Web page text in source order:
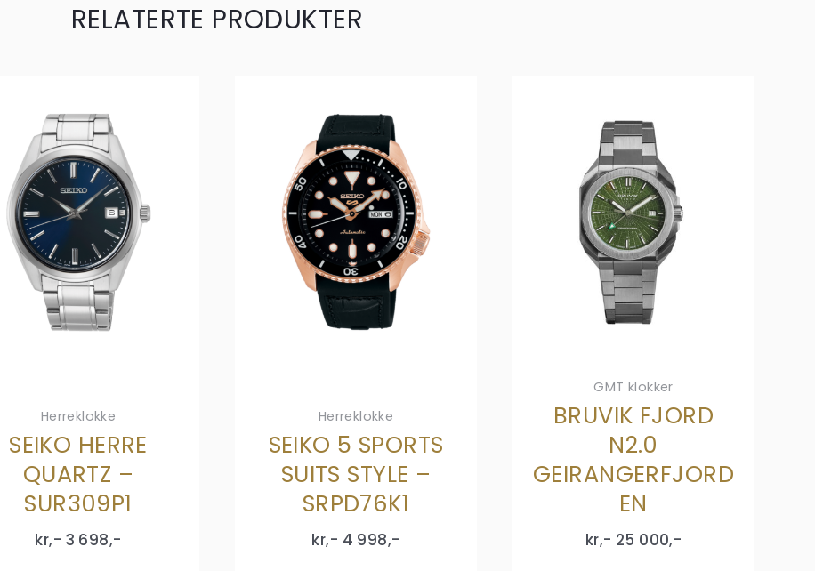
RELATERTE PRODUKTER
Herreklokke
SEIKO HERRE
QUARTZ –
SUR309P1
kr,- 3 698,-
Herreklokke
SEIKO 5 SPORTS
SUITS STYLE –
SRPD76K1
kr,- 4 998,-
GMT klokker
BRUVIK FJORD
N2.0
GEIRANGERFJORD
EN
kr,- 25 000,-